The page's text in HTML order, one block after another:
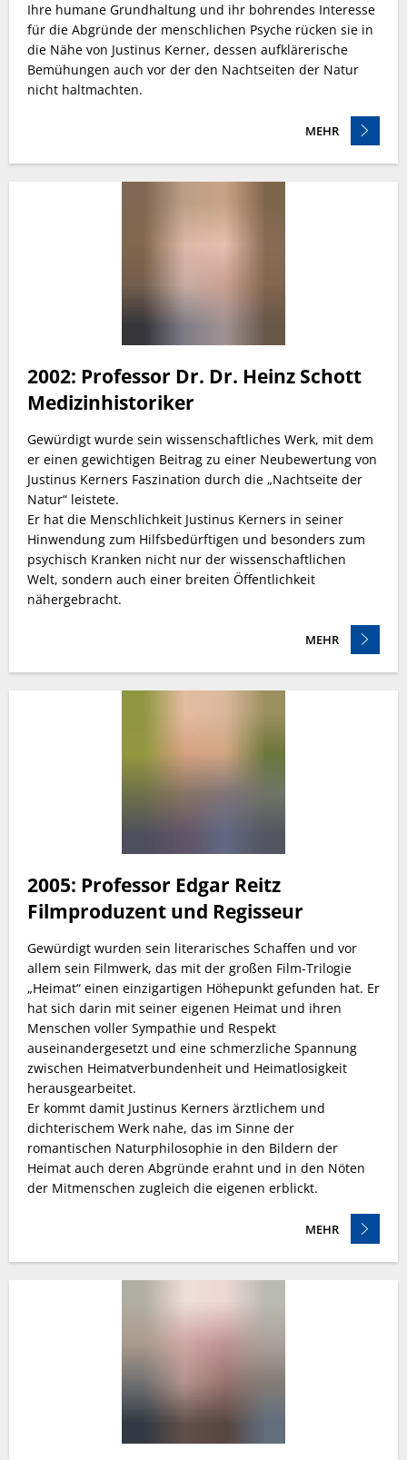
Ihre humane Grundhaltung und ihr bohrendes Interesse
für die Abgründe der menschlichen Psyche rücken sie in
die Nähe von Justinus Kerner, dessen aufklärerische
Bemühungen auch vor der den Nachtseiten der Natur
nicht haltmachten.
MEHR
2002: Professor Dr. Dr. Heinz Schott
Medizinhistoriker
Gewürdigt wurde sein wissenschaftliches Werk, mit dem
er einen gewichtigen Beitrag zu einer Neubewertung von
Justinus Kerners Faszination durch die „Nachtseite der
Natur“ leistete.
Er hat die Menschlichkeit Justinus Kerners in seiner
Hinwendung zum Hilfsbedürftigen und besonders zum
psychisch Kranken nicht nur der wissenschaftlichen
Welt, sondern auch einer breiten Öffentlichkeit
nähergebracht.
MEHR
2005: Professor Edgar Reitz
Filmproduzent und Regisseur
Gewürdigt wurden sein literarisches Schaffen und vor
allem sein Filmwerk, das mit der großen Film-Trilogie
„Heimat“ einen einzigartigen Höhepunkt gefunden hat. Er
hat sich darin mit seiner eigenen Heimat und ihren
Menschen voller Sympathie und Respekt
auseinandergesetzt und eine schmerzliche Spannung
zwischen Heimatverbundenheit und Heimatlosigkeit
herausgearbeitet.
Er kommt damit Justinus Kerners ärztlichem und
dichterischem Werk nahe, das im Sinne der
romantischen Naturphilosophie in den Bildern der
Heimat auch deren Abgründe erahnt und in den Nöten
der Mitmenschen zugleich die eigenen erblickt.
MEHR